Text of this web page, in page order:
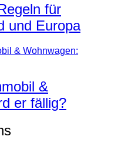
für
und Europa
&
er fällig?